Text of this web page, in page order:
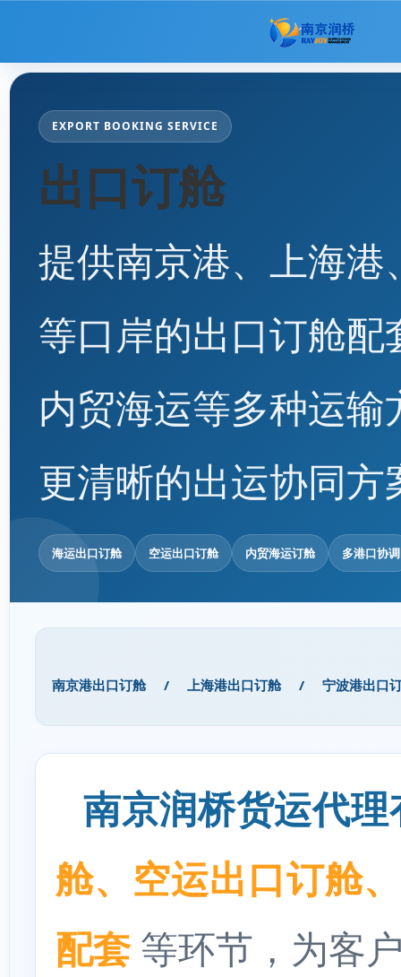
EXPORT BOOKING SERVICE
出口订舱
提供南京港、上海
等口岸的出口订舱
内贸海运等多种运
更清晰的出运协同方
海运出口订舱 空运出口订舱 内贸海运订舱 多港口协调
南京港出口订舱 / 上海港出口订舱 / 宁波港出口
南京润桥货运代
舱、空运出口订舱
配套等环节，为客